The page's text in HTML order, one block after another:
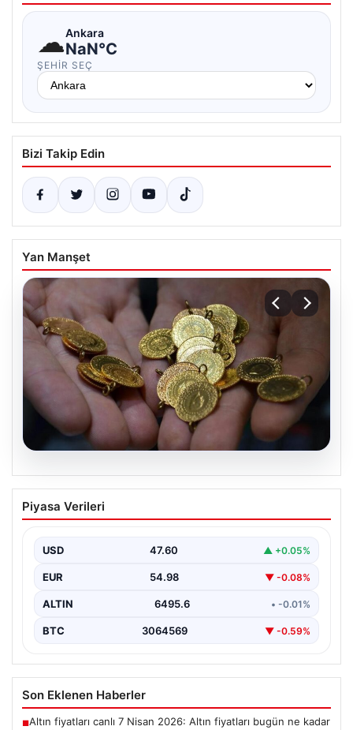
☁Ankara
NaN°C
ŞEHIR SEÇ
Bizi Takip Edin
Yan Manşet
05.08.2026
14 Nisan 2026 Altın Fiyatları Güncel
Durum Ve Analizler
çeken altın piyasası, küresel gelişmeler ve jeopolitik…
Piyasa Verileri
USD 47.60 ▲ +0.05%
EUR 54.98 ▼ -0.08%
ALTIN 6495.6 • -0.01%
BTC 3064569 ▼ -0.59%
Son Eklenen Haberler
■Altın fiyatları canlı 7 Nisan 2026: Altın fiyatları bugün ne kadar